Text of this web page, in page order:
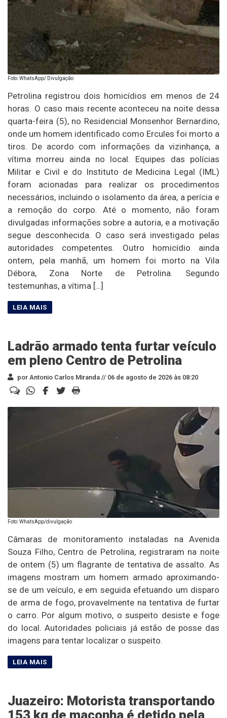
Foto: WhatsApp/ Divulgação
Petrolina registrou dois homicídios em menos de 24
horas. O caso mais recente aconteceu na noite dessa
quarta-feira (5), no Residencial Monsenhor Bernardino,
onde um homem identificado como Ercules foi morto a
tiros. De acordo com informações da vizinhança, a
vítima morreu ainda no local. Equipes das polícias
Militar e Civil e do Instituto de Medicina Legal (IML)
foram acionadas para realizar os procedimentos
necessários, incluindo o isolamento da área, a perícia e
a remoção do corpo. Até o momento, não foram
divulgadas informações sobre a autoria, e a motivação
segue desconhecida. O caso será investigado pelas
autoridades competentes. Outro homicídio ainda
ontem, pela manhã, um homem foi morto na Vila
Débora, Zona Norte de Petrolina. Segundo
testemunhas, a vítima […]
Ladrão armado tenta furtar veículo
em pleno Centro de Petrolina
por Antonio Carlos Miranda // 06 de agosto de 2026 às 08:20
Foto: WhatsApp/divulgação
Câmaras de monitoramento instaladas na Avenida
Souza Filho, Centro de Petrolina, registraram na noite
de ontem (5) um flagrante de tentativa de assalto. As
imagens mostram um homem armado aproximando-
se de um veículo, e em seguida efetuando um disparo
de arma de fogo, provavelmente na tentativa de furtar
o carro. Por algum motivo, o suspeito desiste e foge
do local. Autoridades policiais já estão de posse das
imagens para tentar localizar o suspeito.
Juazeiro: Motorista transportando
153 kg de maconha é detido pela